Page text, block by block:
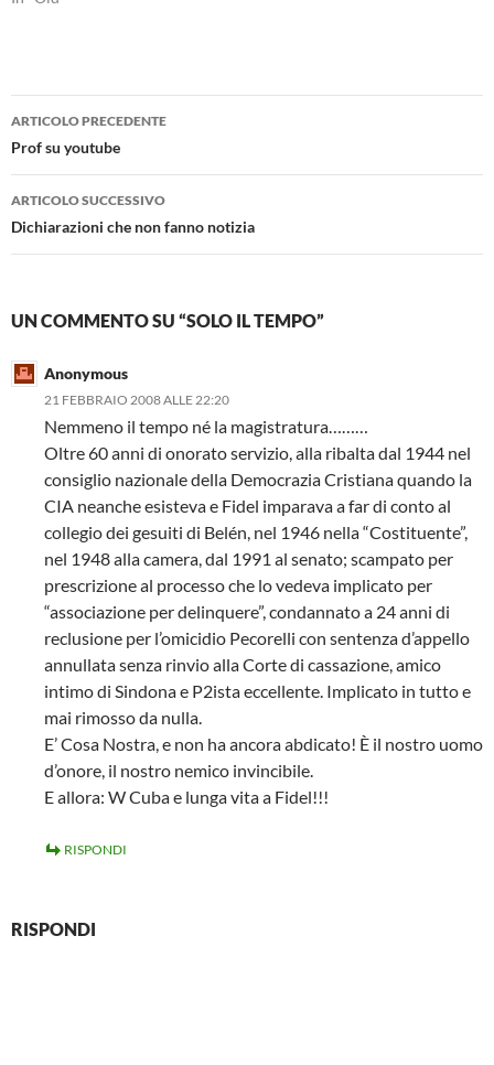
Navigazione
articolo
ARTICOLO PRECEDENTE
Prof su youtube
ARTICOLO SUCCESSIVO
Dichiarazioni che non fanno notizia
UN COMMENTO SU “SOLO IL TEMPO”
Anonymous
21 FEBBRAIO 2008 ALLE 22:20
Nemmeno il tempo né la magistratura………
Oltre 60 anni di onorato servizio, alla ribalta dal 1944 nel
consiglio nazionale della Democrazia Cristiana quando la
CIA neanche esisteva e Fidel imparava a far di conto al
collegio dei gesuiti di Belén, nel 1946 nella “Costituente”,
nel 1948 alla camera, dal 1991 al senato; scampato per
prescrizione al processo che lo vedeva implicato per
“associazione per delinquere”, condannato a 24 anni di
reclusione per l’omicidio Pecorelli con sentenza d’appello
annullata senza rinvio alla Corte di cassazione, amico
intimo di Sindona e P2ista eccellente. Implicato in tutto e
mai rimosso da nulla.
E’ Cosa Nostra, e non ha ancora abdicato! È il nostro uomo
d’onore, il nostro nemico invincibile.
E allora: W Cuba e lunga vita a Fidel!!!
RISPONDI
RISPONDI